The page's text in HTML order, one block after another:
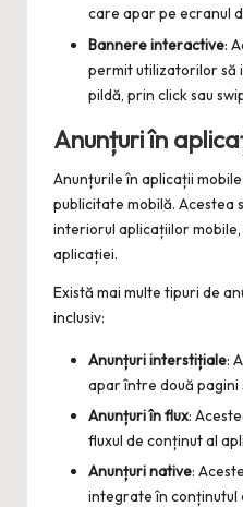
care apar pe ecranul
Bannere interactive:
permit utilizatorilor să
pildă, prin click sau
Anunțuri în
Anunțurile în aplicații
publicitate mobilă. Acestea
interiorul aplicațiilor
aplicației.
Există mai multe tipuri de
inclusiv:
Anunțuri interstițiale:
apar între două pagini
Anunțuri în flux:
fluxul de conținut al
Anunțuri native:
integrate în conținutul